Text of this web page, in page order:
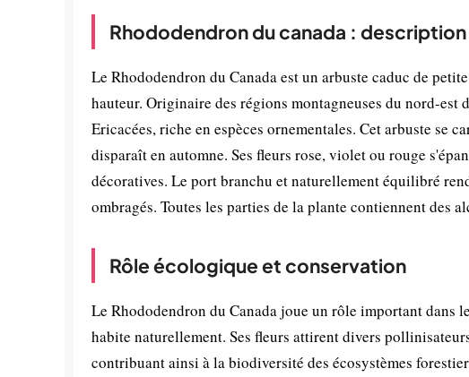
Rhododendron du canada :
Le Rhododendron du Canada est un arbuste caduc de
hauteur. Originaire des régions montagneuses du nord-
Ericacées, riche en espèces ornementales. Cet arbuste se
disparaît en automne. Ses fleurs rose, violet ou rouge
décoratives. Le port branchu et naturellement équilibré
ombragés. Toutes les parties de la plante contiennent des
Rôle écologique et conservation
Le Rhododendron du Canada joue un rôle important
habite naturellement. Ses fleurs attirent divers
contribuant ainsi à la biodiversité des écosystèmes